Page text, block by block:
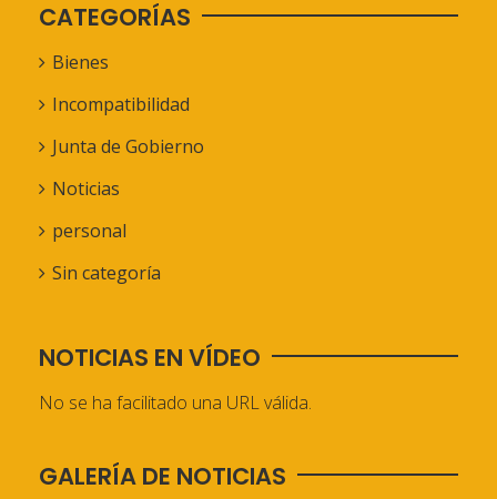
CATEGORÍAS
Bienes
Incompatibilidad
Junta de Gobierno
Noticias
personal
Sin categoría
NOTICIAS EN VÍDEO
No se ha facilitado una URL válida.
GALERÍA DE NOTICIAS